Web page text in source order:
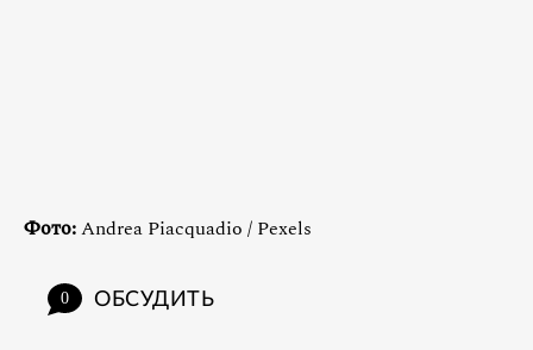
Фото:Andrea Piacquadio / Pexels
0 ОБСУДИТЬ